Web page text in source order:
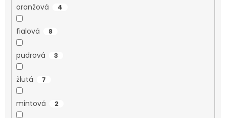
oranžová 4
fialová 8
pudrová 3
žlutá 7
mintová 2